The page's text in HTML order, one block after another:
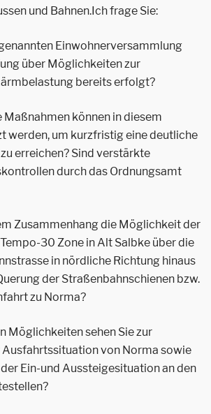
und Bahnen.Ich frage Sie:
Einwohnerversammlung
über Möglichkeiten zur
bereits erfolgt?
Maßnahmen können in diesem
werden, um kurzfristig eine deutliche
erreichen? Sind verstärkte
durch das Ordnungsamt
Zusammenhang die Möglichkeit der
30 Zone in Alt Salbke über die
in nördliche Richtung hinaus
der Straßenbahnschienen bzw.
zu Norma?
Möglichkeiten sehen Sie zur
Ausfahrtssituation von Norma sowie
Ein-und Aussteigesituation an den